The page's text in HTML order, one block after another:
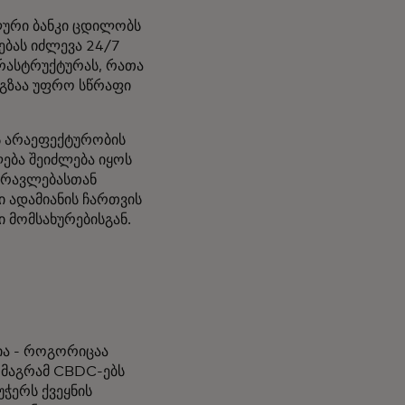
ბანკი ცდილობს
იძლევა 24/7
რათა
უფრო სწრაფი
არაეფექტურობის
შეიძლება იყოს
ჩართვის
- როგორიცაა
CBDC-ებს
ქვეყნის